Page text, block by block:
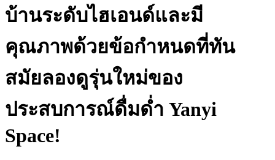
บ้านระดับไฮเอนด์และมี
คุณภาพด้วยข้อกำหนดที่ทัน
สมัยลองดูรุ่นใหม่ของ
ประสบการณ์ดื่มด่ำ Yanyi
Space!